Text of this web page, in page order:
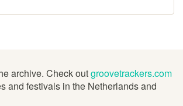
archive. Check outgroovetrackers.com
and festivals in the Netherlands and